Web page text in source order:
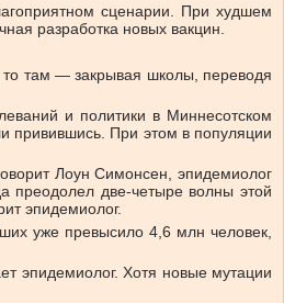
сценарии. При худшем
разработка новых вакцин.
то там — закрывая школы, переводя
и политики в Миннесотском
привившись. При этом в популяции
Лоун Симонсен, эпидемиолог
преодолел две-четыре волны этой
эпидемиолог.
уже превысило 4,6 млн человек,
эпидемиолог. Хотя новые мутации